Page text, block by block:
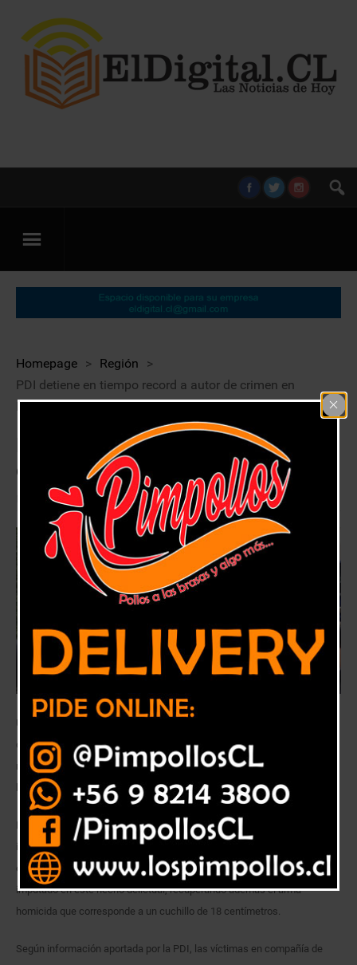
Homepage > Región
>
PDI detiene en tiempo record a autor de crimen en
Peñablanca
PDI detiene en tiempo record a autor
de crimen en Peñablanca
21 julio, 2018 Región
Un joven de iniciales E.N.O.R., fue detenido en cosa de horas por
detectives de la Brigada de Homicidios de Valparaíso debido a su
responsabilidad en el crimen de un sujeto de 19 años, perpetrado en
horas de la noche en Peñablanca.
La policía civil, tras un trabajo de análisis en el sitio del suceso en las
inmediaciones de las Calles Manuel Montt con Freire, que incluyó
entrevistas y empadronamientos, logró establecer la autoría del
imputado en este hecho delictual, recuperando además el arma
homicida que corresponde a un cuchillo de 18 centímetros.
Según información aportada por la PDI, las víctimas en compañía de